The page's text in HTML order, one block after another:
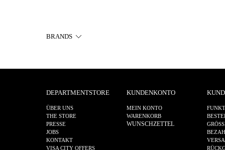
BRANDS
DEPARTMENTSTORE
ÜBER UNS
THE STORE
PRESSE
JOBS
KONTAKT
VISA CITY OFFERS
KUNDENKONTO
MEIN KONTO
WARENKORB
WUNSCHZETTEL